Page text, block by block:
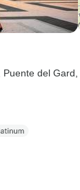
, Puente del Gard